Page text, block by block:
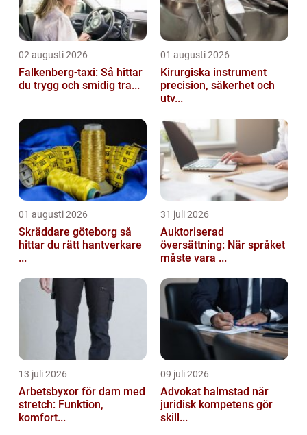
02 augusti 2026
Falkenberg-taxi: Så hittar
du trygg och smidig tra...
01 augusti 2026
Kirurgiska instrument
precision, säkerhet och
utv...
01 augusti 2026
Skräddare göteborg så
hittar du rätt hantverkare
...
31 juli 2026
Auktoriserad
översättning: När språket
måste vara ...
13 juli 2026
Arbetsbyxor för dam med
stretch: Funktion,
komfort...
09 juli 2026
Advokat halmstad när
juridisk kompetens gör
skill...